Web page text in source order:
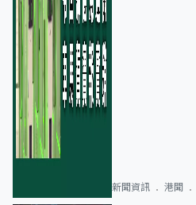
新聞資訊 港聞